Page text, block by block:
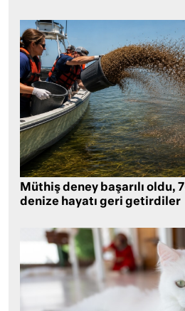
Müthiş deney başarılı oldu,
denize hayatı geri getirdiler